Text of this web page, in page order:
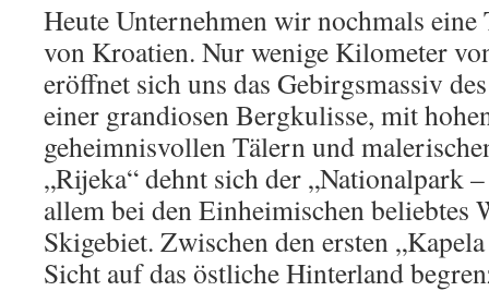
Heute Unternehmen wir nochmals
von Kroatien. Nur wenige Kilometer
eröffnet sich uns das Gebirgsmassiv
einer grandiosen Bergkulisse, mit
geheimnisvollen Tälern und
„Rijeka“ dehnt sich der „Nationalpark
allem bei den Einheimischen beliebtes
Skigebiet. Zwischen den ersten
Sicht auf das östliche Hinterland